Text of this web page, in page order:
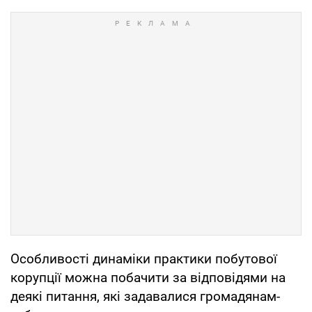
Особливості динаміки практики побутової
корупції можна побачити за відповідями на
деякі питання, які задавалися громадянам-